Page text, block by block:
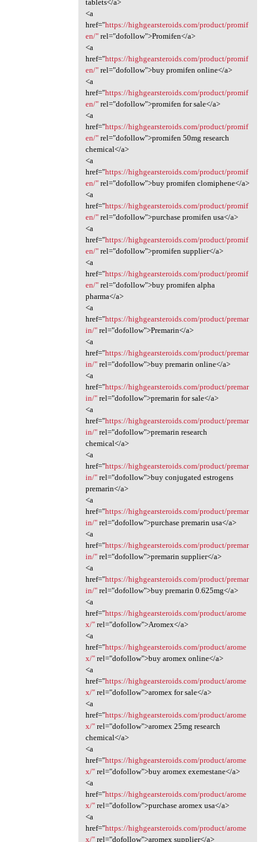
tablets</a>
<a
href="https://highgearsteroids.com/product/promif
en/"rel="dofollow">Promifen</a>
<a
href="https://highgearsteroids.com/product/promif
en/"rel="dofollow">buy promifen online</a>
<a
href="https://highgearsteroids.com/product/promif
en/"rel="dofollow">promifen for sale</a>
<a
href="https://highgearsteroids.com/product/promif
en/"rel="dofollow">promifen 50mg research
chemical</a>
<a
href="https://highgearsteroids.com/product/promif
en/"rel="dofollow">buy promifen clomiphene</a>
<a
href="https://highgearsteroids.com/product/promif
en/"rel="dofollow">purchase promifen usa</a>
<a
href="https://highgearsteroids.com/product/promif
en/"rel="dofollow">promifen supplier</a>
<a
href="https://highgearsteroids.com/product/promif
en/"rel="dofollow">buy promifen alpha
pharma</a>
<a
href="https://highgearsteroids.com/product/premar
in/"rel="dofollow">Premarin</a>
<a
href="https://highgearsteroids.com/product/premar
in/"rel="dofollow">buy premarin online</a>
<a
href="https://highgearsteroids.com/product/premar
in/"rel="dofollow">premarin for sale</a>
<a
href="https://highgearsteroids.com/product/premar
in/"rel="dofollow">premarin research
chemical</a>
<a
href="https://highgearsteroids.com/product/premar
in/"rel="dofollow">buy conjugated estrogens
premarin</a>
<a
href="https://highgearsteroids.com/product/premar
in/"rel="dofollow">purchase premarin usa</a>
<a
href="https://highgearsteroids.com/product/premar
in/"rel="dofollow">premarin supplier</a>
<a
href="https://highgearsteroids.com/product/premar
in/"rel="dofollow">buy premarin 0.625mg</a>
<a
href="https://highgearsteroids.com/product/arome
x/"rel="dofollow">Aromex</a>
<a
href="https://highgearsteroids.com/product/arome
x/"rel="dofollow">buy aromex online</a>
<a
href="https://highgearsteroids.com/product/arome
x/"rel="dofollow">aromex for sale</a>
<a
href="https://highgearsteroids.com/product/arome
x/"rel="dofollow">aromex 25mg research
chemical</a>
<a
href="https://highgearsteroids.com/product/arome
x/"rel="dofollow">buy aromex exemestane</a>
<a
href="https://highgearsteroids.com/product/arome
x/"rel="dofollow">purchase aromex usa</a>
<a
href="https://highgearsteroids.com/product/arome
x/"rel="dofollow">aromex supplier</a>